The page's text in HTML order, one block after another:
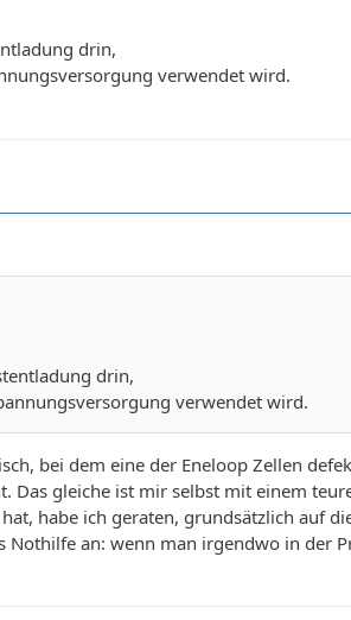
drin,
verwendet wird.
drin,
verwendet wird.
bei dem eine der Eneloop Zellen
Das gleiche ist mir selbst mit einem
habe ich geraten, grundsätzlich auf
Nothilfe an: wenn man irgendwo in der